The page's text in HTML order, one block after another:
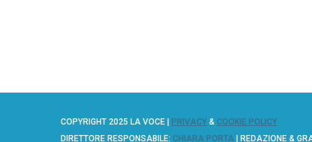
COPYRIGHT 2025 LA VOCE | PRIVACY & COOKIE POLICY
DIRETTORE RESPONSABILE: CHIARA PORTA | REDAZIONE &